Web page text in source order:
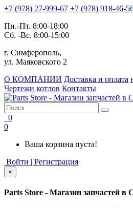
+7 (978) 27-999-67 +7 (978) 918-46-
Пн.-Пт. 8:00-18:00
Сб. -Вс. 8:00-15:00
г. Симферополь,
ул. Маяковского 2
О КОМПАНИИ Доставка и оплата
Чертежи котлов Контакты
0
0
Ваша корзина пуста!
Войти | Регистрация
×
Parts Store - Магазин запчастей в